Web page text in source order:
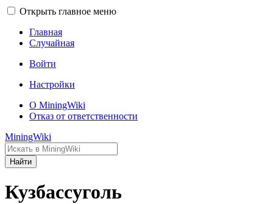
Открыть главное меню
Главная
Случайная
Войти
Настройки
О MiningWiki
Отказ от ответственности
MiningWiki
Найти
Кузбассуголь